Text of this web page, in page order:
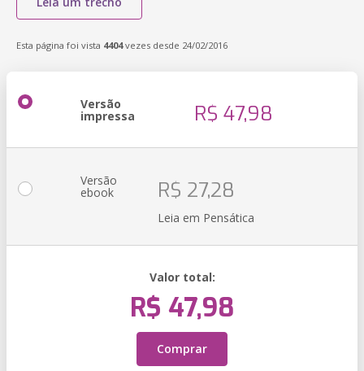
Esta página foi vista 4404vezes desde 24/02/2016
Versão
impressa R$ 47,98
Versão
ebook R$ 27,28
Leia em Pensática
Valor total:
R$ 47,98
Comprar